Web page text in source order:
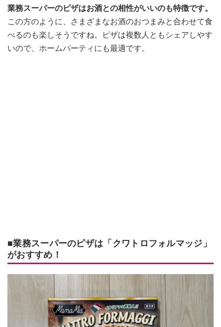
業務スーパーのピザはお酒との相性がいいのも特徴です。
この方のように、さまざまなお酒のおつまみと合わせて食
べるのも楽しそうですね。ピザは複数人ともシェアしやす
いので、ホームパーティにも最適です。
■業務スーパーのピザは「クワトロフォルマッジ」
がおすすめ！